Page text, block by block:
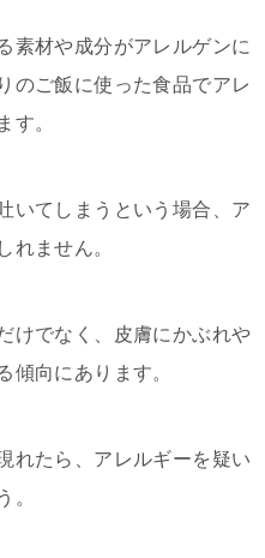
素材や成分がアレルゲンに
のご飯に使った食品でアレ
す。
いてしまうという場合、ア
れません。
けでなく、皮膚にかぶれや
傾向にあります。
れたら、アレルギーを疑い
。